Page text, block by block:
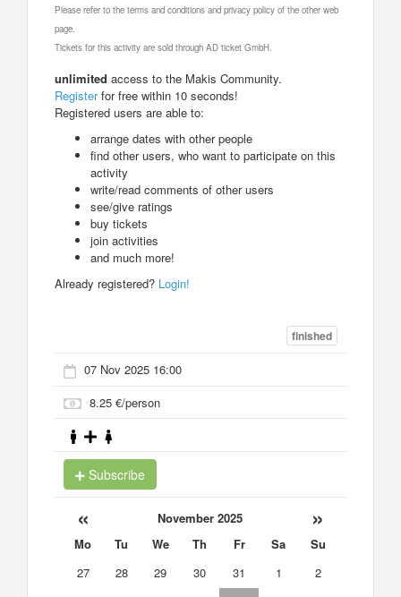
Please refer to the terms and conditions and privacy policy of the other web
page.
Tickets for this activity are sold through AD ticket GmbH.
unlimited access to the Makis Community.
Registerfor free within 10 seconds!
Registered users are able to:
arrange dates with other people
find other users, who want to participate on this
activity
write/read comments of other users
see/give ratings
buy tickets
join activities
and much more!
Already registered? Login!
finished
07 Nov 2025 16:00
8.25 €/person
Subscribe
« November 2025 »
Mo Tu We Th Fr Sa
Su
27
28 29 30 31 1
2